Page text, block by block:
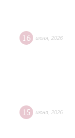
16 июня 2026
15 июня 2026